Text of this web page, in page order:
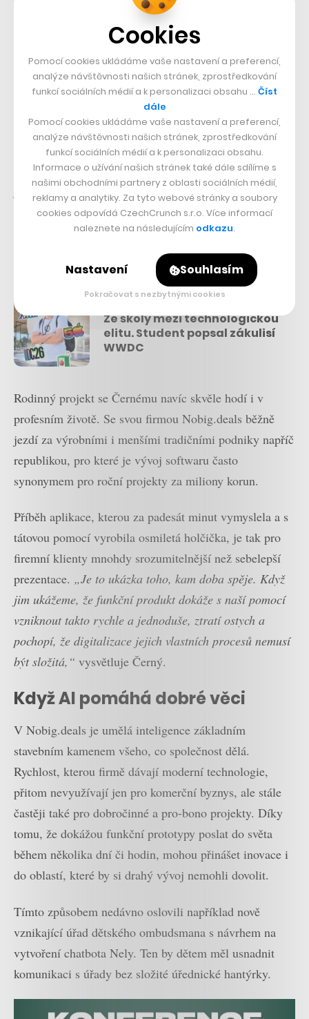
aplikace Objevitel.app, gamifikovaná kapesní
encyklopedie, která je aktuálně dostupná pro iOS a po
uživatelé Androidu.
Kdokoli si Objevitele stáhne, získá zdarma sto kreditů
na sto objevů, tedy sto fotek, ke kterým umělá
inteligence připraví souhrn faktů a za úlovek hráče
odmění.„Sto kreditů je dost na to, aby se aplikace dala
pořádně vyzkoušet. Nemáme v plánu na ní nějak
vydělávat. Její provoz stojí haléře,“říká Černý a záhy
doplňuje, že si dal rovněž záležet na tom, aby si
software o uživatelích neukládal žádná data.
Přečtěte si také
Ze školy mezi technologickou
elitu. Student popsal zákulisí
WWDC
Rodinný projekt se Černému navíc skvěle hodí i v
profesním životě. Se svou firmou Nobig.deals běžně
jezdí za výrobními i menšími tradičními podniky napříč
republikou, pro které je vývoj softwaru často
synonymem pro roční projekty za miliony korun.
Příběh aplikace, kterou za padesát minut vymyslela a s
tátovou pomocí vyrobila osmiletá holčička, je tak pro
firemní klienty mnohdy srozumitelnější než sebelepší
prezentace. „Je to ukázka toho, kam doba spěje. Když
jim ukážeme, že funkční produkt dokáže s naší pomocí
vzniknout takto rychle a jednoduše, ztratí ostych a
pochopí, že digitalizace jejich vlastních procesů nemusí
být složitá,“ vysvětluje Černý.
Když AI pomáhá dobré věci
V Nobig.deals je umělá inteligence základním
stavebním kamenem všeho, co společnost dělá.
Rychlost, kterou firmě dávají moderní technologie,
přitom nevyužívají jen pro komerční byznys, ale stále
častěji také pro dobročinné a pro-bono projekty. Díky
tomu, že dokážou funkční prototypy poslat do světa
během několika dní či hodin, mohou přinášet inovace i
do oblastí, které by si drahý vývoj nemohli dovolit.
Tímto způsobem nedávno oslovili například nově
vznikající úřad dětského ombudsmana s návrhem na
vytvoření chatbota Nely. Ten by dětem měl usnadnit
komunikaci s úřady bez složité úřednické hantýrky.
Cookies
Pomocí cookies ukládáme vaše nastavení a preferencí,
analýze návštěvnosti našich stránek, zprostředkování
funkcí sociálních médií a k personalizaci obsahu … Číst
dále
Pomocí cookies ukládáme vaše nastavení a preferencí,
analýze návštěvnosti našich stránek, zprostředkování
funkcí sociálních médií a k personalizaci obsahu.
Informace o užívání našich stránek také dále sdílíme s
našimi obchodními partnery z oblasti sociálních médií,
reklamy a analytiky. Za tyto webové stránky a soubory
cookies odpovídá CzechCrunch s.r.o. Více informací
naleznete na následujícím odkazu.
Nastavení Souhlasím
Pokračovat s nezbytnými cookies